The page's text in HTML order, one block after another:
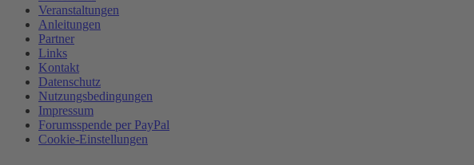
Veranstaltungen
Anleitungen
Partner
Links
Kontakt
Datenschutz
Nutzungsbedingungen
Impressum
Forumsspende per PayPal
Cookie-Einstellungen